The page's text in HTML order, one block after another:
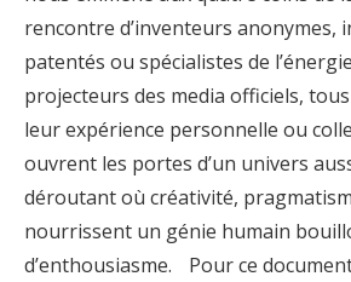
rencontre d’inventeurs anonymes,
patentés ou spécialistes de
projecteurs des media officiels,
leur expérience personnelle ou
ouvrent les portes d’un univers
déroutant où créativité,
nourrissent un génie humain
d’enthousiasme. Pour ce